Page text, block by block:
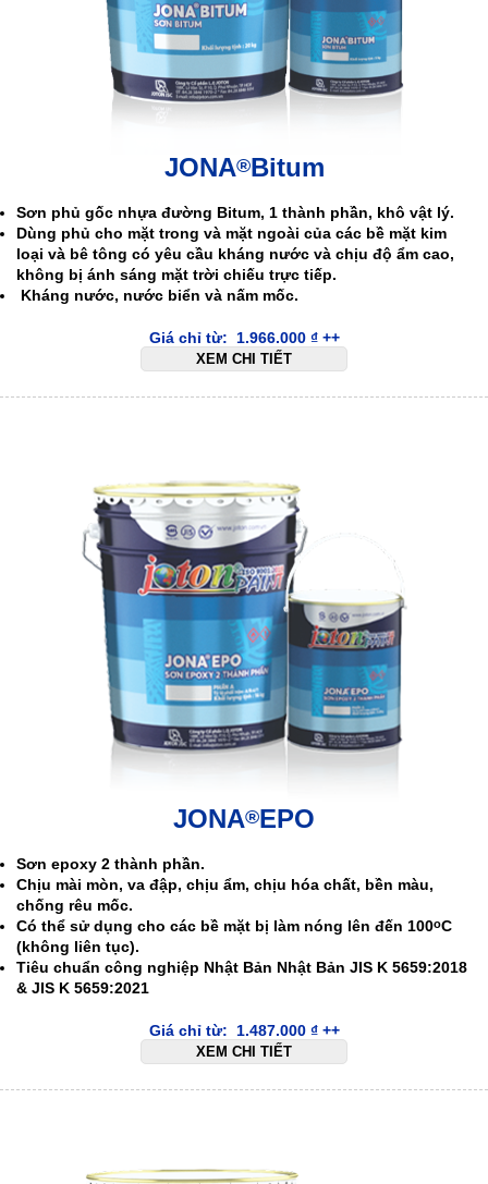
JONA®Bitum
Sơn phủ gốc nhựa đường Bitum, 1 thành phần, khô vật lý.
Dùng phủ cho mặt trong và mặt ngoài của các bề mặt kim
loại và bê tông có yêu cầu kháng nước và chịu độ ẩm cao,
không bị ánh sáng mặt trời chiếu trực tiếp.
Kháng nước, nước biển và nấm mốc.
Giá chỉ từ: 1.966.000 ₫++
XEM CHI TIẾT
JONA®EPO
Sơn epoxy 2 thành phần.
Chịu mài mòn, va đập, chịu ẩm, chịu hóa chất, bền màu,
chống rêu mốc.
Có thể sử dụng cho các bề mặt bị làm nóng lên đến 100oC
(không liên tục).
Tiêu chuẩn công nghiệp Nhật Bản Nhật Bản JIS K 5659:2018
& JIS K 5659:2021
Giá chỉ từ: 1.487.000 ₫++
XEM CHI TIẾT